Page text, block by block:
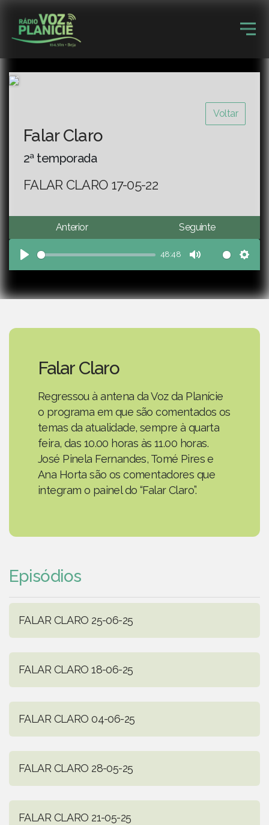
Voltar
Falar Claro
2ª temporada
FALAR CLARO 17-05-22
Anterior Seguinte
Play
48:48
Mute
Falar Claro
Regressou à antena da Voz da Planície
o programa em que são comentados os
temas da atualidade, sempre à quarta
feira, das 10.00 horas às 11.00 horas.
José Pinela Fernandes, Tomé Pires e
Ana Horta são os comentadores que
integram o painel do “Falar Claro”.
Episódios
FALAR CLARO 25-06-25
FALAR CLARO 18-06-25
FALAR CLARO 04-06-25
FALAR CLARO 28-05-25
FALAR CLARO 21-05-25